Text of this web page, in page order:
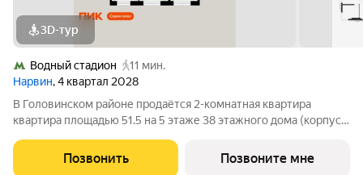
3D-тур
Водный стадион
11 мин.
Нарвин, 4 квартал 2028
В Головинском районе продаётся 2-комнатная квартира
квартира площадью 51.5 на 5 этаже 38 этажного дома (корпус
10 минут пешком до станции метро «Водный стадион» и 20
минут до МЦК «Коптево».
Позвонить Позвоните мне